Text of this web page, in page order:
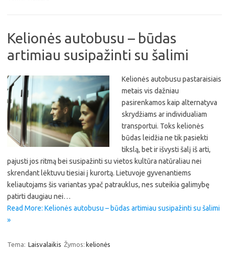
Kelionės autobusu – būdas
artimiau susipažinti su šalimi
Kelionės autobusu pastaraisiais
metais vis dažniau
pasirenkamos kaip alternatyva
skrydžiams ar individualiam
transportui. Toks kelionės
būdas leidžia ne tik pasiekti
tikslą, bet ir išvysti šalį iš arti,
pajusti jos ritmą bei susipažinti su vietos kultūra natūraliau nei
skrendant lėktuvu tiesiai į kurortą. Lietuvoje gyvenantiems
keliautojams šis variantas ypač patrauklus, nes suteikia galimybę
patirti daugiau nei…
Read More: Kelionės autobusu – būdas artimiau susipažinti su šalimi
»
Tema: Laisvalaikis Žymos: kelionės